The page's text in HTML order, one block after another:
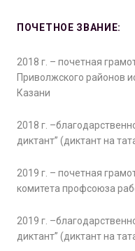
ПОЧЕТНОЕ ЗВАНИЕ:
2018 г. – почетная
Приволжского районов
Казани
2018 г.
диктант” (диктант на
2019 г. – почетная
комитета профсоюза
2019 г.
диктант” (диктант на